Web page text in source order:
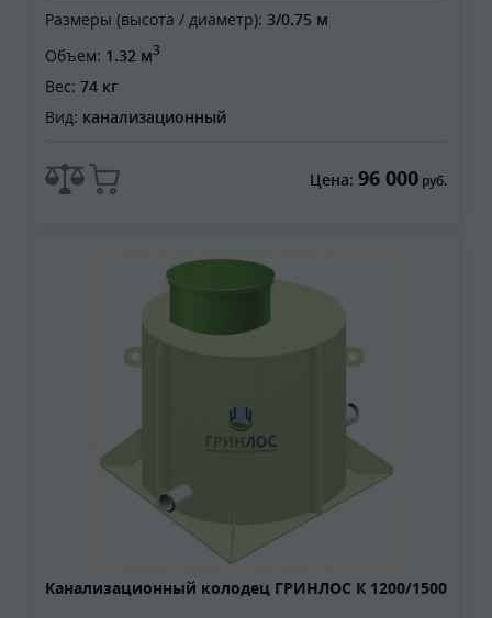
Размеры (высота / диаметр): 3/0.75 м
Объем: 1.32 м3
Вес: 74 кг
Вид: канализационный
Цена: 96 000 руб.
Канализационный колодец ГРИНЛОС К 1200/1500